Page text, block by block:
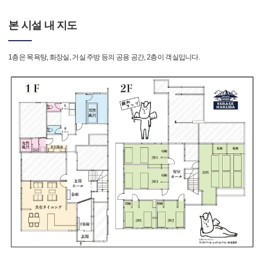
본 시설 내 지도
1층은 목욕탕, 화장실, 거실 주방 등의 공용 공간, 2층이 객실입니다.